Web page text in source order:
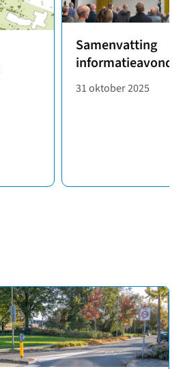
Samenvatting
informatieavond
31 oktober 2025